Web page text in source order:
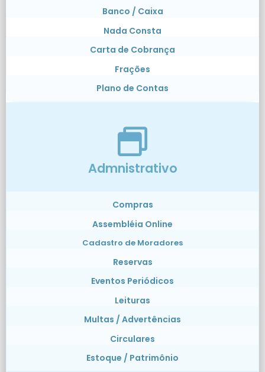
Banco / Caixa
Nada Consta
Carta de Cobrança
Frações
Plano de Contas
Admnistrativo
Compras
Assembléia Online
Cadastro de Moradores
Reservas
Eventos Periódicos
Leituras
Multas / Advertências
Circulares
Estoque / Patrimônio